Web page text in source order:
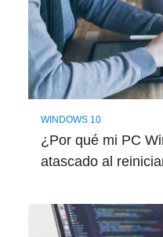
WINDOWS 10
¿Por qué mi PC
atascado al